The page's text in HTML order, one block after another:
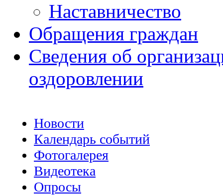
Наставничество
Обращения граждан
Сведения об
оздоровлении
Новости
Календарь событий
Фотогалерея
Видеотека
Опросы